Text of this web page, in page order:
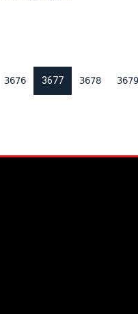
3676 3677 3678 3679